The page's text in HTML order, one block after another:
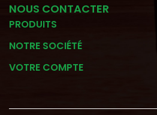
NOUS CONTACTER
PRODUITS
NOTRE SOCIÉTÉ
VOTRE COMPTE